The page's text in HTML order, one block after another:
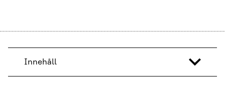
Innehåll